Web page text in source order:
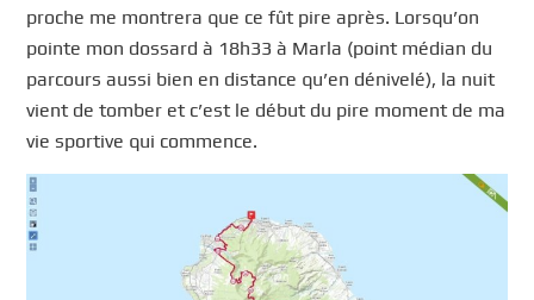
proche me montrera que ce fût pire après. Lorsqu’on
pointe mon dossard à 18h33 à Marla (point médian du
parcours aussi bien en distance qu’en dénivelé), la nuit
vient de tomber et c’est le début du pire moment de ma
vie sportive qui commence.